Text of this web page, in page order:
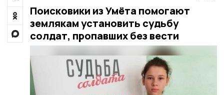
Поисковики из Умёта помогают
землякам установить судьбу
солдат, пропавших без вести